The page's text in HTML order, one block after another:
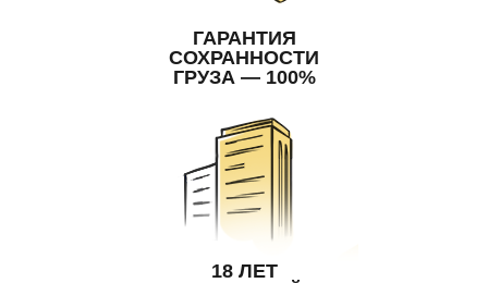
ГАРАНТИЯ
СОХРАННОСТИ
ГРУЗА — 100%
18 ЛЕТ